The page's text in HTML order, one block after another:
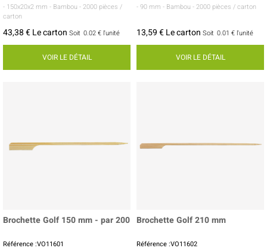
- 150x20x2 mm - Bambou - 2000 pièces /
carton
43,38 € Le carton Soit 0.02 € l'unité
VOIR LE DÉTAIL
- 90 mm - Bambou - 2000 pièces / carton
13,59 € Le carton Soit 0.01 € l'unité
VOIR LE DÉTAIL
Brochette Golf 150 mm - par 200
Référence :VO11601
Brochette Golf 210 mm
Référence :VO11602